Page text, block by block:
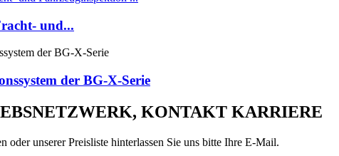
und...
der BG-X-Serie
KONTAKT KARRIERE
oder unserer Preisliste hinterlassen Sie uns bitte Ihre E-Mail.